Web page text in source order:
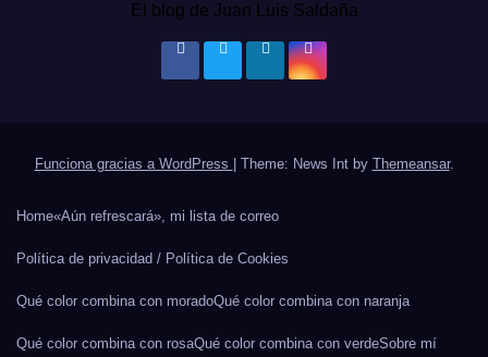
El blog de Juan Luis Saldaña
Funciona gracias a WordPress Theme: News Int by Themeansar.
Home«Aún refrescará», mi lista de correo
Política de privacidad / Política de Cookies
Qué color combina con moradoQué color combina con naranja
Qué color combina con rosaQué color combina con verdeSobre mí